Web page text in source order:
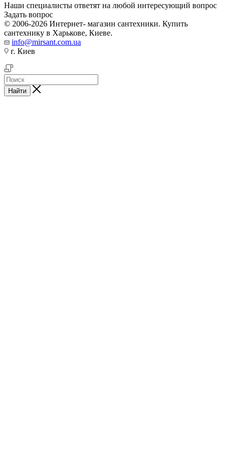
Наши специалисты ответят на любой интересующий вопрос
Задать вопрос
© 2006-2026 Интернет- магазин сантехники. Купить
сантехнику в Харькове, Киеве.
info@mirsant.com.ua
г. Киев
Найти